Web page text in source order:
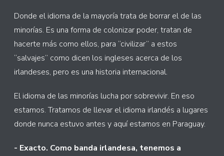
Donde el idioma de la mayoría trata de borrar el de las
minorías. Es una forma de colonizar poder, tratan de
hacerte más como ellos, para “civilizar” a estos
“salvajes” como dicen los ingleses acerca de los
irlandeses, pero es una historia internacional.
El idioma de las minorías lucha por sobrevivir. En eso
estamos. Tratamos de llevar el idioma irlandés a lugares
donde nunca estuvo antes y aquí estamos en Paraguay.
- Exacto. Como banda irlandesa, tenemos a